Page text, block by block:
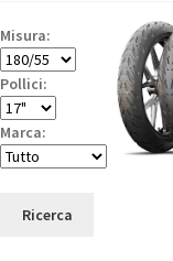
Misura:
Pollici:
Marca:
Ricerca